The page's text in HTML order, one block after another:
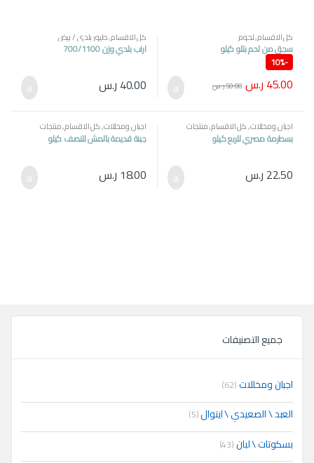
كل الاقسام,لحوم
سجق من لحم بتلو كيلو
-
10%
45.00 ر.س 50.00ر.س
كل الاقسام,طيور بلدي / بيض
ارنب بلدي وزن 700/1100
40.00 ر.س
اجبان ومخللات,كل الاقسام,منتجات
مصرية
بسطرمة مصري للربع كيلو
22.50 ر.س
اجبان ومخللات,كل الاقسام,منتجات
مصرية
جبنة قديمة بالمش للنصف كيلو
18.00 ر.س
جميع التصنيفات
اجبان ومخللات(62)
العبد \ الصعيدي \ ايتوال(5)
بسكوتات \ لبان(43)